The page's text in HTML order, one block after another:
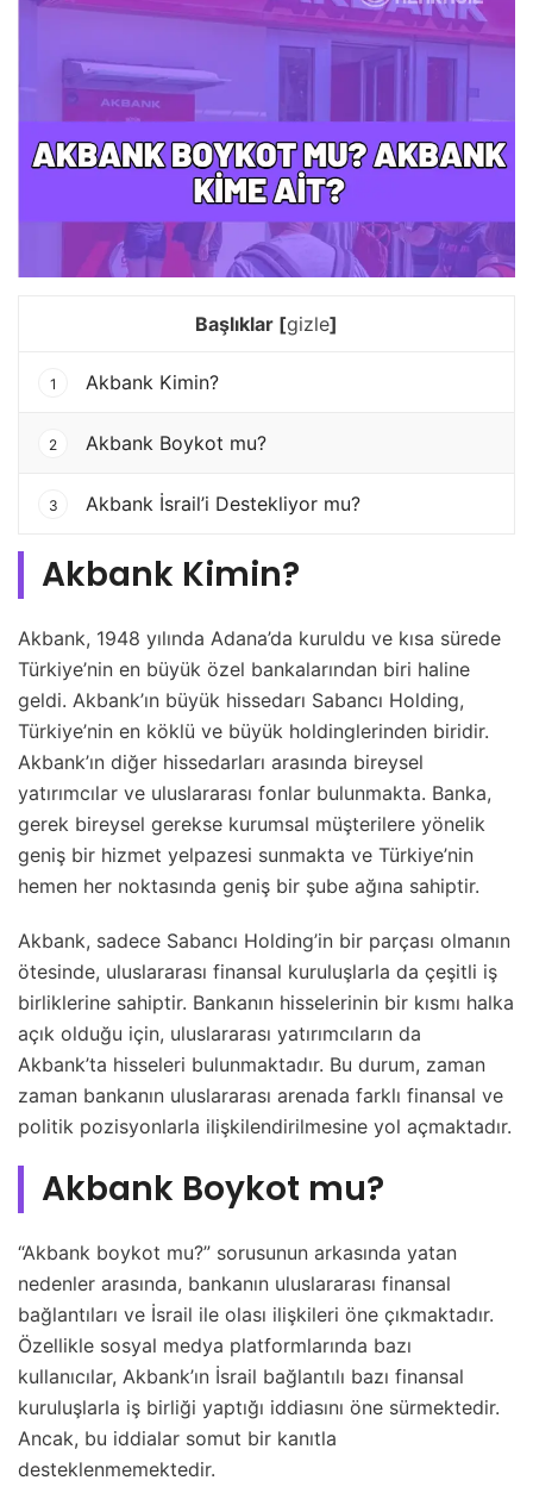
Başlıklar [gizle]
1 Akbank Kimin?
2 Akbank Boykot mu?
3 Akbank İsrail’i Destekliyor mu?
Akbank Kimin?
Akbank, 1948 yılında Adana’da kuruldu ve kısa sürede
Türkiye’nin en büyük özel bankalarından biri haline
geldi. Akbank’ın büyük hissedarı Sabancı Holding,
Türkiye’nin en köklü ve büyük holdinglerinden biridir.
Akbank’ın diğer hissedarları arasında bireysel
yatırımcılar ve uluslararası fonlar bulunmakta. Banka,
gerek bireysel gerekse kurumsal müşterilere yönelik
geniş bir hizmet yelpazesi sunmakta ve Türkiye’nin
hemen her noktasında geniş bir şube ağına sahiptir.
Akbank, sadece Sabancı Holding’in bir parçası olmanın
ötesinde, uluslararası finansal kuruluşlarla da çeşitli iş
birliklerine sahiptir. Bankanın hisselerinin bir kısmı halka
açık olduğu için, uluslararası yatırımcıların da
Akbank’ta hisseleri bulunmaktadır. Bu durum, zaman
zaman bankanın uluslararası arenada farklı finansal ve
politik pozisyonlarla ilişkilendirilmesine yol açmaktadır.
Akbank Boykot mu?
“Akbank boykot mu?” sorusunun arkasında yatan
nedenler arasında, bankanın uluslararası finansal
bağlantıları ve İsrail ile olası ilişkileri öne çıkmaktadır.
Özellikle sosyal medya platformlarında bazı
kullanıcılar, Akbank’ın İsrail bağlantılı bazı finansal
kuruluşlarla iş birliği yaptığı iddiasını öne sürmektedir.
Ancak, bu iddialar somut bir kanıtla
desteklenmemektedir.